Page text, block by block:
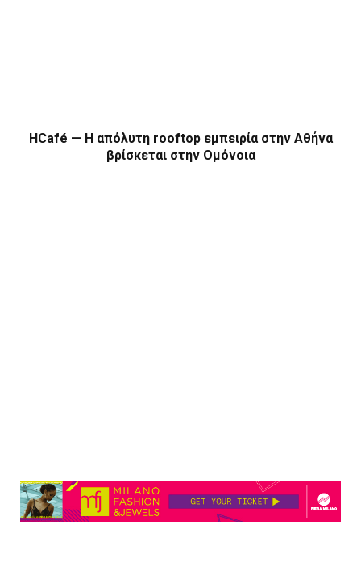
HCafé — Η απόλυτη rooftop εμπειρία στην Αθήνα
βρίσκεται στην Ομόνοια